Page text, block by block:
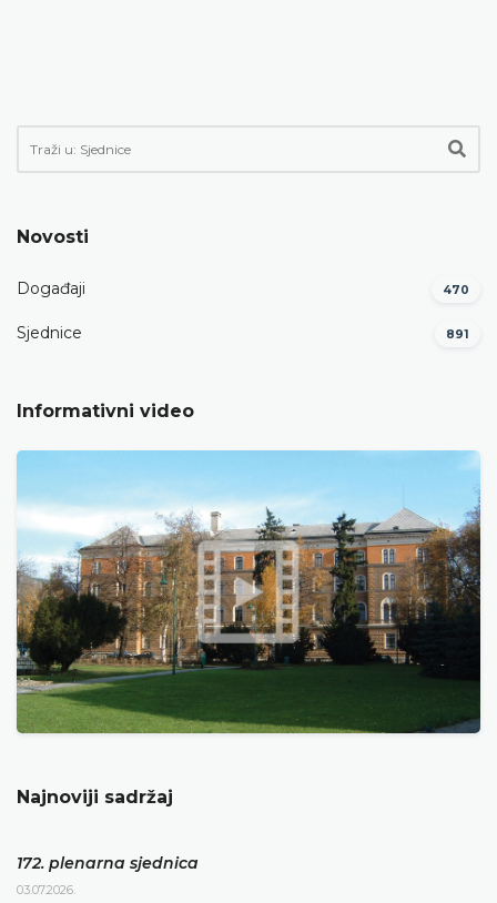
Novosti
Događaji 470
Sjednice 891
Informativni video
Najnoviji sadržaj
172. plenarna sjednica
03.07.2026.